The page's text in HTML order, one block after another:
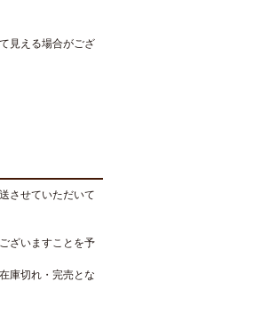
見える場合がござ
させていただいて
ざいますことを予
庫切れ・完売とな